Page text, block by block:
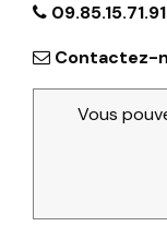
09.85.15.71.91
Contactez-
Vous